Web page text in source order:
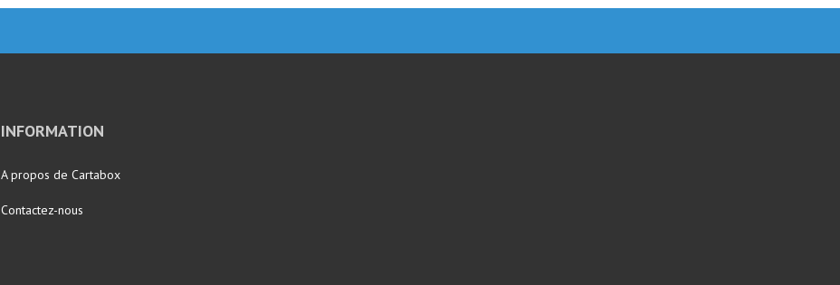
INFORMATION
A propos de Cartabox
Contactez-nous